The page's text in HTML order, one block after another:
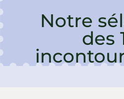
Notre
des